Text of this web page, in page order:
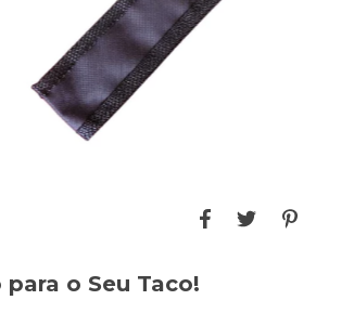
o Seu Taco!